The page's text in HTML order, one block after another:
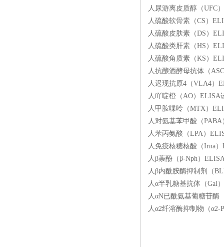
人尿游离皮质醇（UFC
人硫酸软骨素（CS）
人硫酸皮肤素（DS）
人硫酸类肝素（HS）
人硫酸角质素（KS）
人抗酿酒酵母抗体（
人迟现抗原4（VLA4）
人吖啶橙（AO）ELISA
人甲胺喋呤（MTX）
人对氨基苯甲酸（
人苯丙氨酸（LPA）
人免疫核糖核酸（Irna
人β萘酚（β-Nph）
人β内酰胺酶抑制剂（
人α半乳糖基抗体（Gal
人αN已酰氨基葡糖苷酶
人α2纤溶酶抑制物（